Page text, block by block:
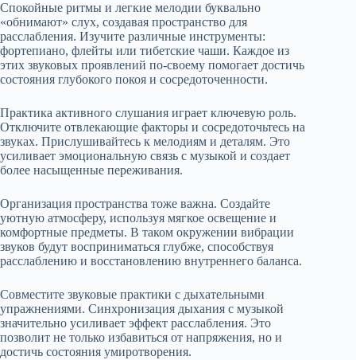
Спокойные ритмы и легкие мелодии буквально
«обнимают» слух, создавая пространство для
расслабления. Изучите различные инструменты:
фортепиано, флейты или тибетские чаши. Каждое из
этих звуковых проявлений по-своему помогает достичь
состояния глубокого покоя и сосредоточенности.
Практика активного слушания играет ключевую роль.
Отключите отвлекающие факторы и сосредоточьтесь на
звуках. Прислушивайтесь к мелодиям и деталям. Это
усиливает эмоциональную связь с музыкой и создает
более насыщенные переживания.
Организация пространства тоже важна. Создайте
уютную атмосферу, используя мягкое освещение и
комфортные предметы. В таком окружении вибрации
звуков будут восприниматься глубже, способствуя
расслаблению и восстановлению внутреннего баланса.
Совместите звуковые практики с дыхательными
упражнениями. Синхронизация дыхания с музыкой
значительно усиливает эффект расслабления. Это
позволит не только избавиться от напряжения, но и
достичь состояния умиротворения.